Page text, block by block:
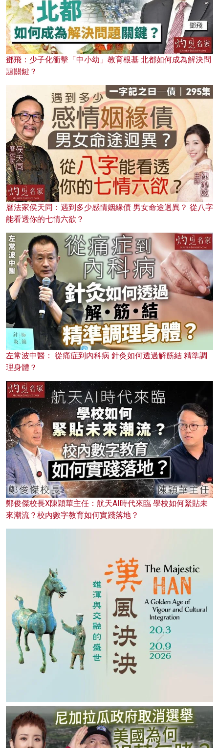
鄧飛：少子化衝擊「中小幼」教育根基 北都如何成為解決問
題關鍵？
曆法家侯天同：遇到多少感情姻緣債 男女命途迥異？ 從八字
能看透你的七情六欲？
左常波中醫： 從痛症到內科病 針灸如何透過解筋結 精準調
理身體？
鄭俊傑校長X陳穎華主任：航天AI時代來臨 學校如何緊貼未
來潮流？校內數字教育如何實踐落地？